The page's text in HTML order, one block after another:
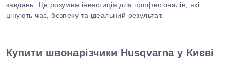
завдань. Це розумна інвестиція для професіоналів, які
цінують час, безпеку та ідеальний результат.
Купити швонарізчики Husqvarna у Києві